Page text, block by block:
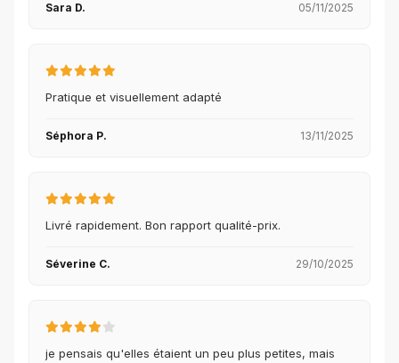
Sara D. 05/11/2025
Pratique et visuellement adapté
Séphora P. 13/11/2025
Livré rapidement. Bon rapport qualité-prix.
Séverine C. 29/10/2025
je pensais qu'elles étaient un peu plus petites, mais